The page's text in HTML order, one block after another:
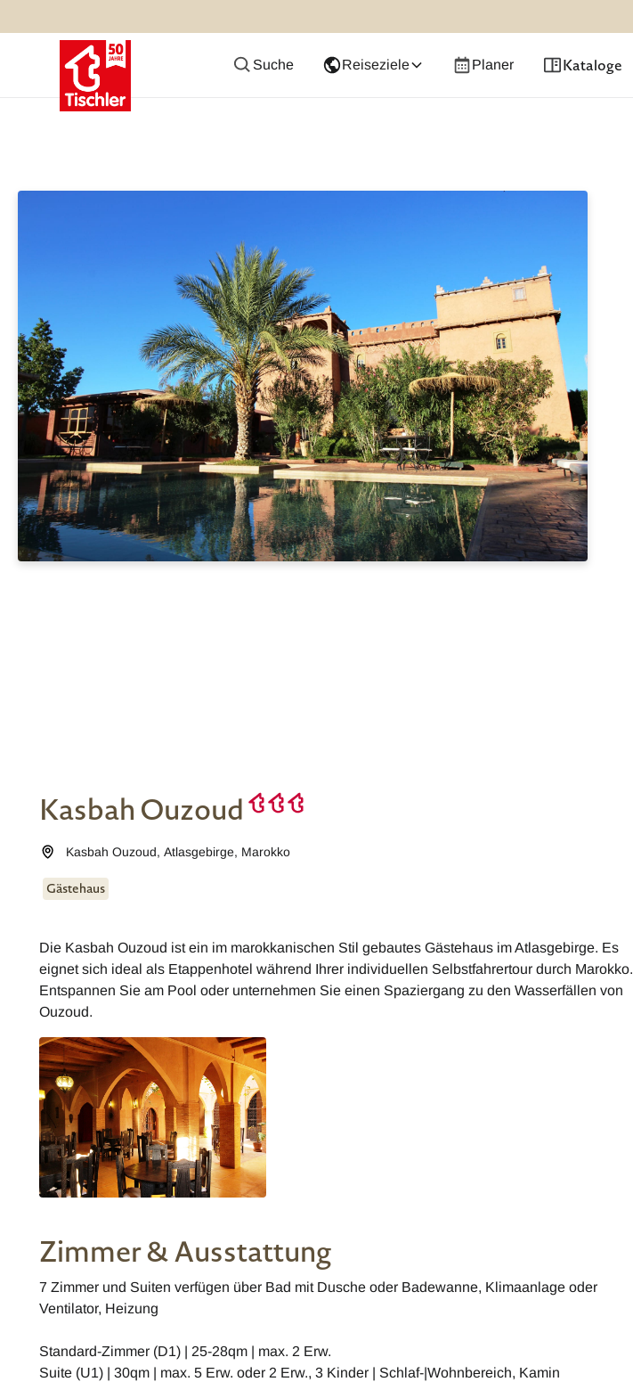
Suche Reiseziele Planer Kataloge
Kasbah Ouzoud
Kasbah Ouzoud,Atlasgebirge, Marokko
Gästehaus
Die Kasbah Ouzoud ist ein im marokkanischen Stil gebautes Gästehaus im Atlasgebirge. Es
eignet sich ideal als Etappenhotel während Ihrer individuellen Selbstfahrertour durch Marokko.
Entspannen Sie am Pool oder unternehmen Sie einen Spaziergang zu den Wasserfällen von
Ouzoud.
Zimmer & Ausstattung
7 Zimmer und Suiten verfügen über Bad mit Dusche oder Badewanne, Klimaanlage oder
Ventilator, Heizung
Standard-Zimmer (D1) | 25-28qm | max. 2 Erw.
Suite (U1) | 30qm | max. 5 Erw. oder 2 Erw., 3 Kinder | Schlaf-|Wohnbereich, Kamin